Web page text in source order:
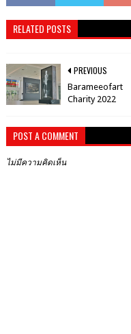
RELATED POSTS
PREVIOUS
Barameeofart
Charity 2022
POST A COMMENT
ไม่มีความคิดเห็น